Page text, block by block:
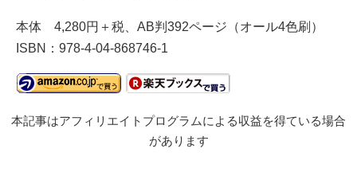
本体 4,280円＋税、AB判392ページ（オール4色刷）
ISBN：978-4-04-868746-1
本記事はアフィリエイトプログラムによる収益を得ている場合
があります